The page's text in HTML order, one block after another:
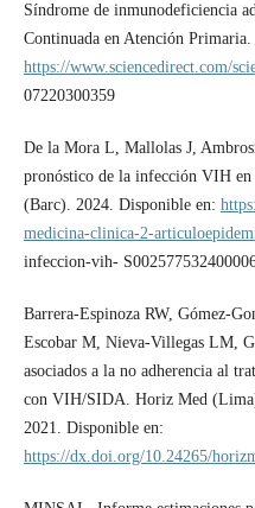
Síndrome de inmunodeficiencia
Continuada en Atención
https://www.sciencedirect.com/
07220300359
De la Mora L, Mallolas J,
pronóstico de la infección VIH
(Barc). 2024. Disponible en:
medicina-clinica-2-
infeccion-vih-
Barrera-Espinoza RW, Gómez-
Escobar M, Nieva-Villegas LM,
asociados a la no adherencia al
con VIH/SIDA. Horiz Med
2021. Disponible en:
https://dx.doi.org/10.24265/